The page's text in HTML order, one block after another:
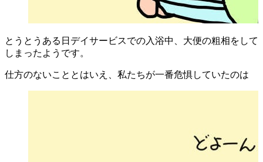
とうとうある日デイサービスでの入浴中、大便の粗相をして
しまったようです。
仕方のないこととはいえ、私たちが一番危惧していたのは